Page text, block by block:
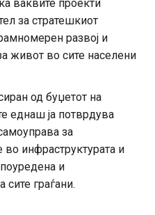
ваквите проекти
за стратешкиот
развој и
живот во сите населени
од буџетот на
еднаш ја потврдува
за
инфраструктурата и
и
граѓани.